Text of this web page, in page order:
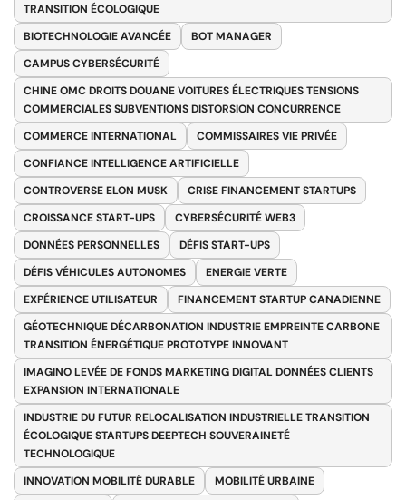
TRANSITION ÉCOLOGIQUE
BIOTECHNOLOGIE AVANCÉE
BOT MANAGER
CAMPUS CYBERSÉCURITÉ
CHINE OMC DROITS DOUANE VOITURES ÉLECTRIQUES TENSIONS
COMMERCIALES SUBVENTIONS DISTORSION CONCURRENCE
COMMERCE INTERNATIONAL
COMMISSAIRES VIE PRIVÉE
CONFIANCE INTELLIGENCE ARTIFICIELLE
CONTROVERSE ELON MUSK
CRISE FINANCEMENT STARTUPS
CROISSANCE START-UPS
CYBERSÉCURITÉ WEB3
DONNÉES PERSONNELLES
DÉFIS START-UPS
DÉFIS VÉHICULES AUTONOMES
ENERGIE VERTE
EXPÉRIENCE UTILISATEUR
FINANCEMENT STARTUP CANADIENNE
GÉOTECHNIQUE DÉCARBONATION INDUSTRIE EMPREINTE CARBONE
TRANSITION ÉNERGÉTIQUE PROTOTYPE INNOVANT
IMAGINO LEVÉE DE FONDS MARKETING DIGITAL DONNÉES CLIENTS
EXPANSION INTERNATIONALE
INDUSTRIE DU FUTUR RELOCALISATION INDUSTRIELLE TRANSITION
ÉCOLOGIQUE STARTUPS DEEPTECH SOUVERAINETÉ
TECHNOLOGIQUE
INNOVATION MOBILITÉ DURABLE
MOBILITÉ URBAINE